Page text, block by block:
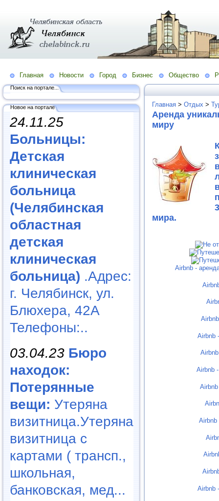
Главная Новости Город Бизнес Общество
Поиск на портале...
Новое на портале
24.11.25
Больницы:
Детская
клиническая
больница
(Челябинская
областная
детская
клиническая
больница) .Адрес:
г. Челябинск, ул.
Блюхера, 42А
Телефоны:..
03.04.23 Бюро
находок:
Потерянные
вещи: Утеряна
визитница.Утеряна
визитница с
картами ( трансп.,
школьная,
банковская, мед...
Главная > Отдых >
Аренда
миру
мира.
Airbnb -
Airbnb
Airbnb
Airbnb